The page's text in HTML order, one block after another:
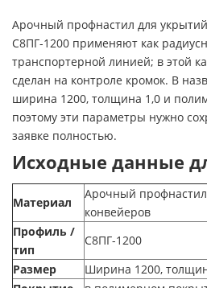
Арочный профнастил для
С8ПГ-1200 применяют как
транспортерной линией; в этой
сделан на контроле кромок. В
ширина 1200, толщина 1,0 и
поэтому эти параметры нужно
заявке полностью.
Исходные данные
Материал
Арочный
конвейеров
Профиль /
тип
С8ПГ-1200
Размер
Ширина 1200,